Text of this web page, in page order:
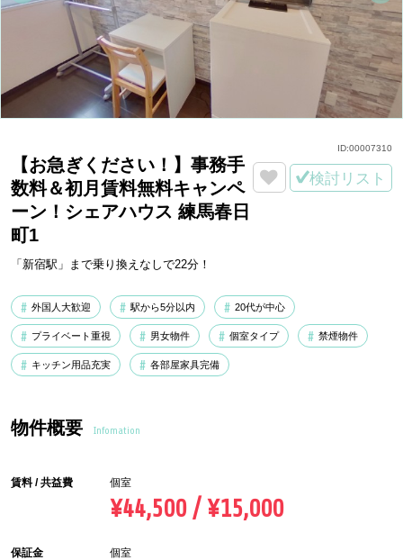
【お急ぎください！】事務手
数料＆初月賃料無料キャンペ
ーン！シェアハウス 練馬春日
町1
「新宿駅」まで乗り換えなしで22分！
検討リスト
外国人大歓迎 駅から5分以内 20代が中心
プライベート重視 男女物件 個室タイプ 禁煙物件
キッチン用品充実 各部屋家具完備
ID:00007310
物件概要 Infomation
賃料 / 共益費 個室
¥44,500 / ¥15,000
保証金 個室